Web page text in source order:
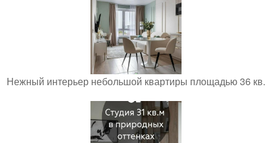
Нежный интерьер небольшой квартиры площадью 36 кв.